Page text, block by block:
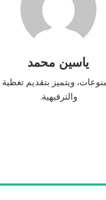
ياسين محمد
ويتميز بتقديم
والترفيهية.